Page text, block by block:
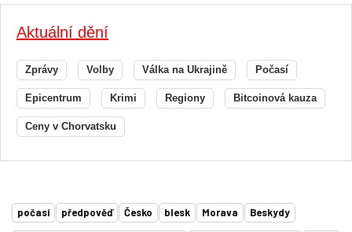
Aktuální dění
Zprávy Volby Válka na Ukrajině Počasí
Epicentrum Krimi Regiony Bitcoinová kauza
Ceny v Chorvatsku
počasí předpověď Česko blesk Morava Beskydy